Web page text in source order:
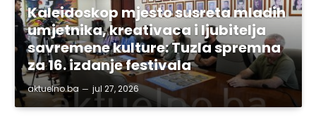
Kaleidoskop mjesto susreta mladih
umjetnika, kreativaca i ljubitelja
savremene kulture: Tuzla spremna
za 16. izdanje festivala
aktuelno.ba jul 27, 2026